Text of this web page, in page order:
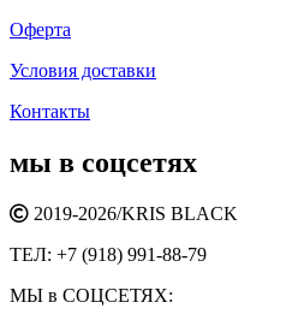
Оферта
Условия доставки
Контакты
мы в соцсетях
2019-2026/KRIS BLACK
ТЕЛ: +7 (918) 991-88-79
МЫ в СОЦСЕТЯХ: